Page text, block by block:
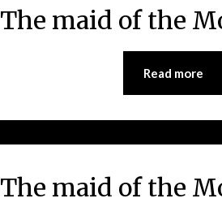
The maid of the
Read more
The maid of the